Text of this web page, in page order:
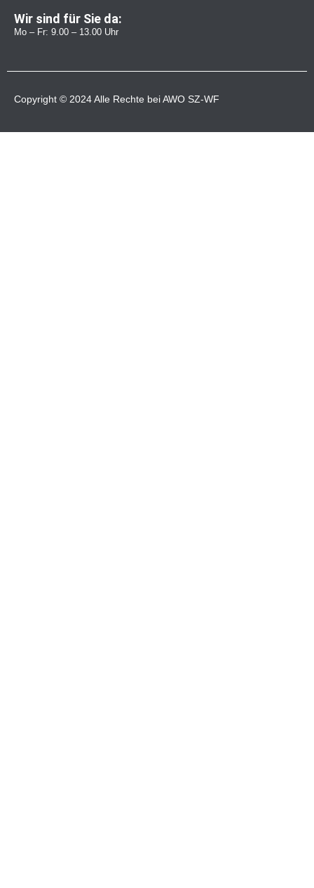
Wir sind für Sie da:
Mo – Fr: 9.00 – 13.00 Uhr
Copyright © 2024 Alle Rechte bei AWO SZ-WF